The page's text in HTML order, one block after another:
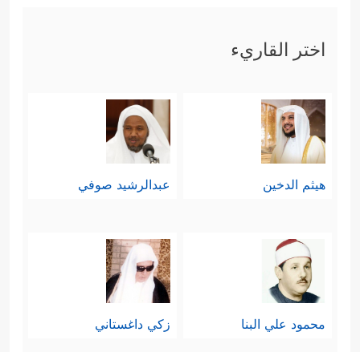
اختر القاريء
هيثم الدخين عبدالرشيد صوفي
محمود علي البنا زكي داغستاني